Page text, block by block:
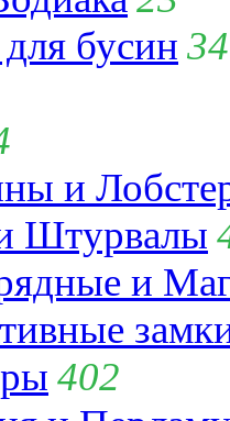
бусин 34
и
Штурвалы
и
402